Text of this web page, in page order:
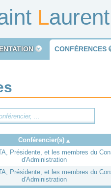
Laurent
CONFÉRENCES
Conférencier(s)
Présidente, et les membres du
d'Administration
Présidente, et les membres du
d'Administration